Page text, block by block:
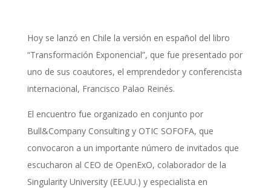
Hoy se lanzó en Chile la versión en español del libro
“Transformación Exponencial”, que fue presentado por
uno de sus coautores, el emprendedor y conferencista
internacional, Francisco Palao Reinés.
El encuentro fue organizado en conjunto por
Bull&Company Consulting y OTIC SOFOFA, que
convocaron a un importante número de invitados que
escucharon al CEO de OpenExO, colaborador de la
Singularity University (EE.UU.) y especialista en